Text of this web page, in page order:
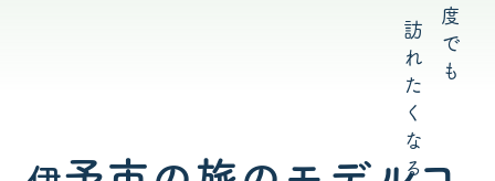
訪
れ
た
く
な
る
度
で
も